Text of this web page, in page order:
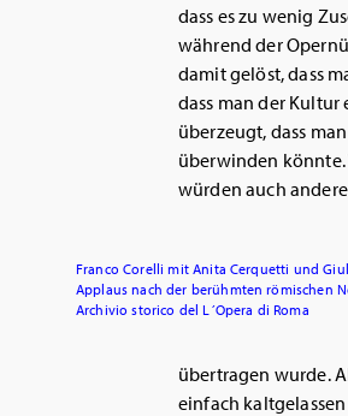
dass es zu wenig
während der
damit gelöst, dass
dass man der
überzeugt, dass
überwinden
würden auch
Franco Corelli mit Anita Cerquetti und
Applaus nach der berühmten römischen
Archivio storico del L´Opera di Roma
übertragen wurde.
einfach